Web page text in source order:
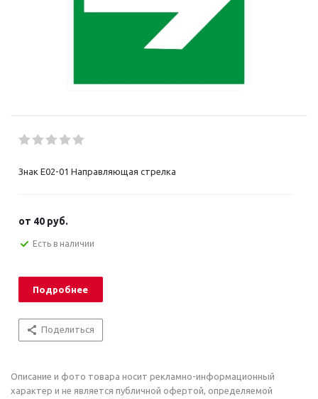
Знак E02-01 Направляющая стрелка
от 40 руб.
Есть в наличии
Подробнее
Поделиться
Описание и фото товара носит рекламно-информационный
характер и не является публичной офертой, определяемой